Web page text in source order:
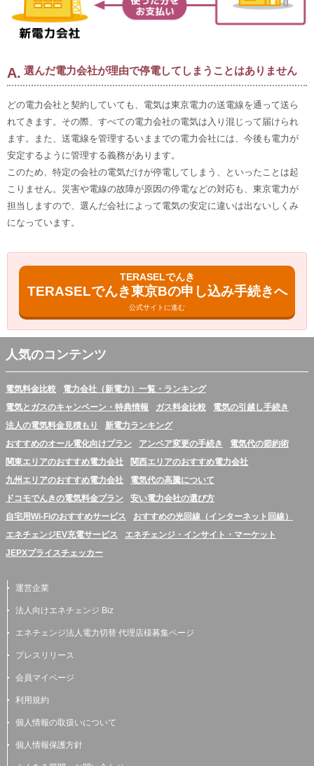
選んだ電力会社が理由で停電してしまうことはありません
どの電力会社と契約していても、電気は東京電力の送電線を通って送ら
れてきます。その際、すべての電力会社の電気は入り混じって届けられ
ます。また、送電線を管理するいままでの電力会社には、今後も電力が
安定するように管理する義務があります。
このため、特定の会社の電気だけが停電してしまう、といったことは起
こりません。災害や電線の故障が原因の停電などの対応も、東京電力が
担当しますので、選んだ会社によって電気の安定に違いは出ないしくみ
になっています。
TERASELでんき
TERASELでんき東京Bの申し込み手続きへ
公式サイトに進む
人気のコンテンツ
電気料金比較
電力会社（新電力）一覧・ランキング
電気とガスのキャンペーン・特典情報
ガス料金比較
電気の引越し手続き
法人の電気料金見積もり
新電力ランキング
おすすめのオール電化向けプラン
アンペア変更の手続き
電気代の節約術
関東エリアのおすすめ電力会社
関西エリアのおすすめ電力会社
九州エリアのおすすめ電力会社
電気代の高騰について
ドコモでんきの電気料金プラン
安い電力会社の選び方
自宅用Wi-Fiのおすすめサービス
おすすめの光回線（インターネット回線）
エネチェンジEV充電サービス
エネチェンジ・インサイト・マーケット
JEPXプライスチェッカー
運営企業
法人向けエネチェンジ Biz
エネチェンジ法人電力切替 代理店様募集ページ
プレスリリース
会員マイページ
利用規約
個人情報の取扱いについて
個人情報保護方針